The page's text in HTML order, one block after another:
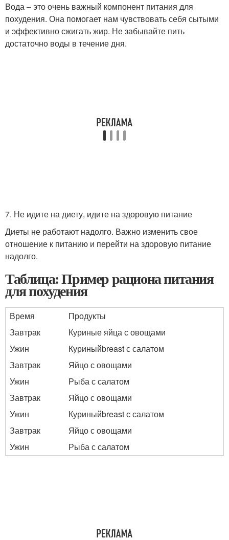
Вода – это очень важный компонент питания для
похудения. Она помогает нам чувствовать себя сытыми
и эффективно сжигать жир. Не забывайте пить
достаточно воды в течение дня.
7. Не идите на диету, идите на здоровую питание
Диеты не работают надолго. Важно изменить свое
отношение к питанию и перейти на здоровую питание
надолго.
Таблица: Пример рациона питания
для похудения
Время
Продукты
Завтрак
Куриные яйца с овощами
Ужин
Куриныйbreast с салатом
Завтрак
Яйцо с овощами
Ужин
Рыба с салатом
Завтрак
Яйцо с овощами
Ужин
Куриныйbreast с салатом
Завтрак
Яйцо с овощами
Ужин
Рыба с салатом